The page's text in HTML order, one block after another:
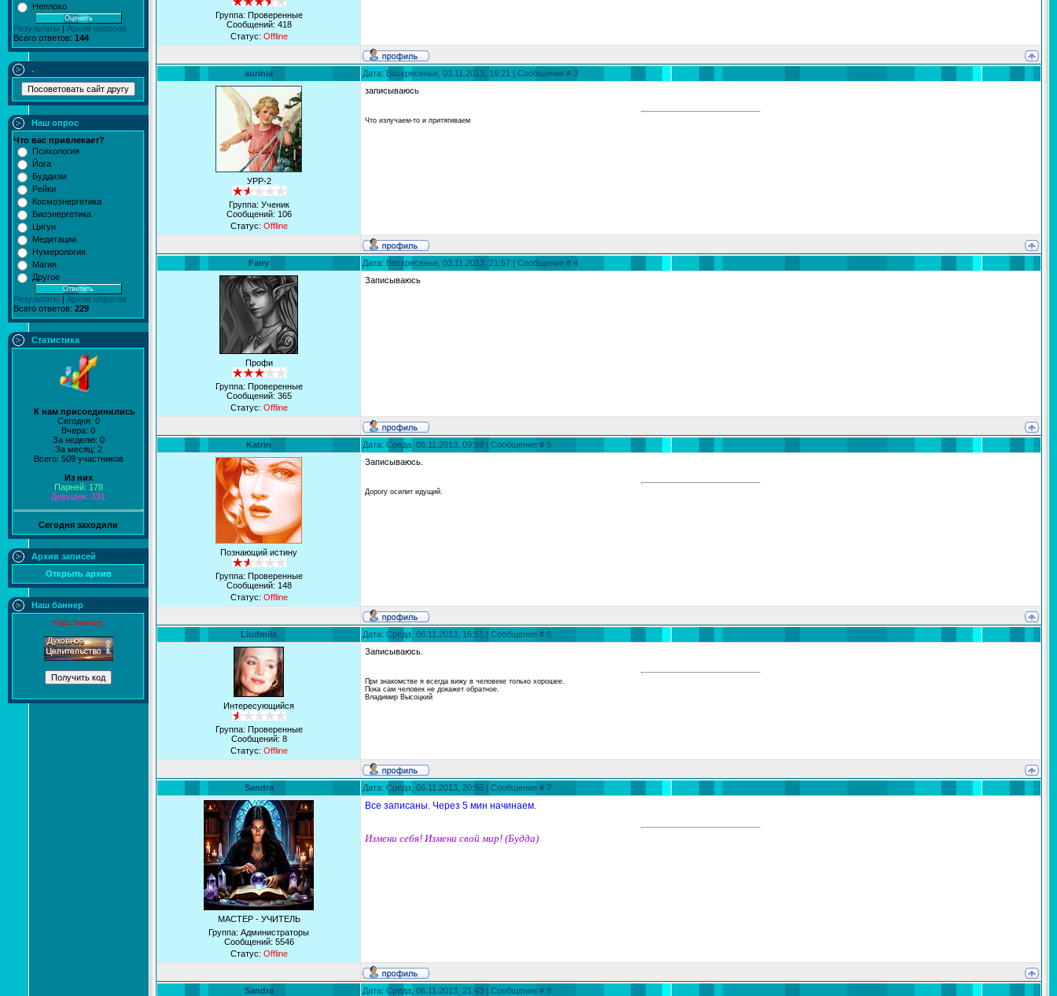
Неплохо
Результаты
Архив опросов
Всего ответов: 144
.
Наш опрос
Что вас привлекает?
Психология
Йога
Буддизм
Рейки
Космоэнергетика
Биоэнергетика
Цигун
Медитации
Нумерология
Магия
Другое
Результаты | Архив опросов
Всего ответов: 229
Статистика
К нам присоединились
Сегодня: 0
Вчера: 0
За неделю: 0
За месяц: 2
Всего: 509 участников
Из них
Парней: 178
Девушек: 331
Сегодня заходили
Архив записей
Открыть архив
Наш баннер
Наш баннер:
Группа: Проверенные
Сообщений: 418
Статус: Offline
aurinia Дата: Воскресенье, 03.11.2013, 19:21 | Сообщение # 3
УРР-2
Группа: Ученик
Сообщений: 106
Статус: Offline
записываюсь
Что излучаем-то и притягиваем
Fairy Дата: Воскресенье, 03.11.2013, 21:57 | Сообщение # 4
Профи
Группа: Проверенные
Сообщений: 365
Статус: Offline
Записываюсь
Katrin Дата: Среда, 06.11.2013, 09:59 | Сообщение # 5
Познающий истину
Группа: Проверенные
Сообщений: 148
Статус: Offline
Записываюсь.
Дорогу осилит идущий.
Liudmila Дата: Среда, 06.11.2013, 16:51 | Сообщение # 6
Интересующийся
Группа: Проверенные
Сообщений: 8
Статус: Offline
Записываюсь.
При знакомстве я всегда вижу в человеке только хорошее.
Пока сам человек не докажет обратное.
Владимир Высоцкий
Sandra Дата: Среда, 06.11.2013, 20:55 | Сообщение # 7
МАСТЕР - УЧИТЕЛЬ
Группа: Администраторы
Сообщений: 5546
Статус: Offline
Все записаны. Через 5 мин начинаем.
Измени себя! Измени свой мир! (Будда)
Sandra Дата: Среда, 06.11.2013, 21:43 | Сообщение # 8